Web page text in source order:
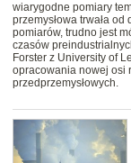
wiarygodne pomiary
przemysłowa trwała
pomiarów, trudno jest
czasów
Forster z University of
opracowania nowej osi
przedprzemysłowych.